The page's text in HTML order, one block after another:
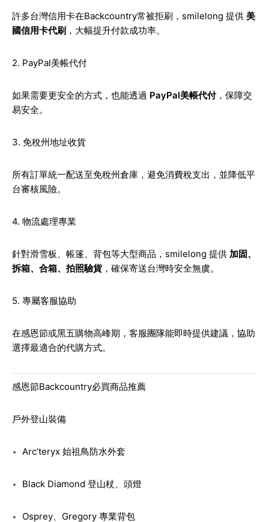
許多台灣信用卡在Backcountry常被拒刷，smilelong 提供 美
國信用卡代刷 ，大幅提升付款成功率。
2. PayPal美帳代付
如果需要更安全的方式，也能透過 PayPal美帳代付，保障交
易安全。
3. 免稅州地址收貨
所有訂單統一配送至免稅州倉庫，避免消費稅支出，並降低平
台審核風險。
4. 物流處理專業
針對滑雪板、帳篷、背包等大型商品，smilelong 提供 加固、
拆箱、合箱、拍照驗貨，確保寄送台灣時安全無虞。
5. 專屬客服協助
在感恩節或黑五購物高峰期，客服團隊能即時提供建議，協助
選擇最適合的代購方式。
感恩節Backcountry必買商品推薦
戶外登山裝備
Arc’teryx 始祖鳥防水外套
Black Diamond 登山杖、頭燈
Osprey、Gregory 專業背包